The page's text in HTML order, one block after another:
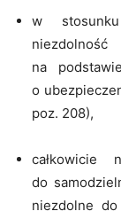
w
na
o
poz. 208),
całkowicie
do
niezdolne